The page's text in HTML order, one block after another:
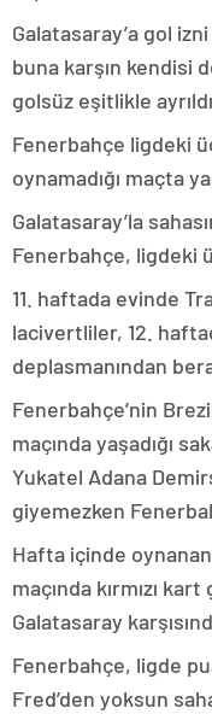
Galatasaray’a gol
buna karşın kendisi
golsüz eşitlikle ayrıldı.
Fenerbahçe ligdeki
oynamadığı maçta
Galatasaray’la
Fenerbahçe, ligdeki
11. haftada evinde
lacivertliler, 12.
deplasmanından
Fenerbahçe’nin
maçında yaşadığı
Yukatel Adana
giyemezken
Hafta içinde
maçında kırmızı
Galatasaray
Fenerbahçe, ligde
Fred’den yoksun